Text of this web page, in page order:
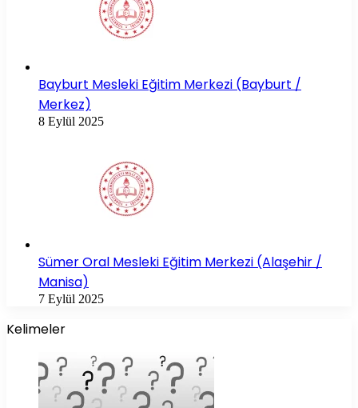
Bayburt Mesleki Eğitim Merkezi (Bayburt /
Merkez)
8 Eylül 2025
Sümer Oral Mesleki Eğitim Merkezi (Alaşehir /
Manisa)
7 Eylül 2025
Kelimeler